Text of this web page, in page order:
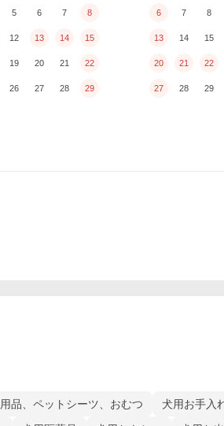
5 6 7 8
12 13 14 15
19 20 21 22
26 27 28 29
6 7 8
13 14 15
20 21 22
27 28 29
品、ペットシーツ、おむつ 犬用お手入